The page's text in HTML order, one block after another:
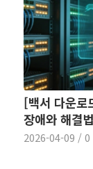
[백서 다운로
장애와 해결법
2026-04-09 / 0